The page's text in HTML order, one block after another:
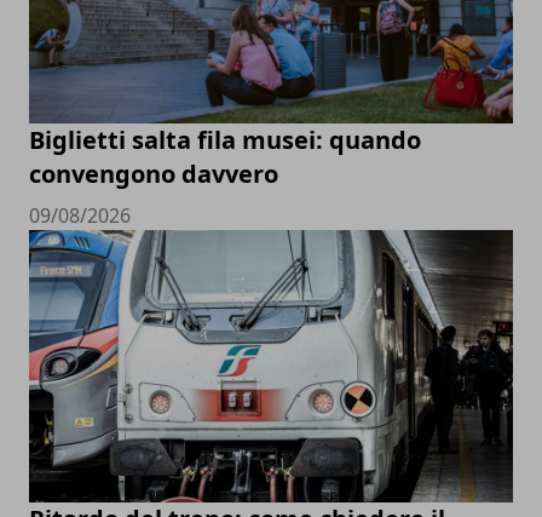
Biglietti salta fila musei: quando
convengono davvero
09/08/2026